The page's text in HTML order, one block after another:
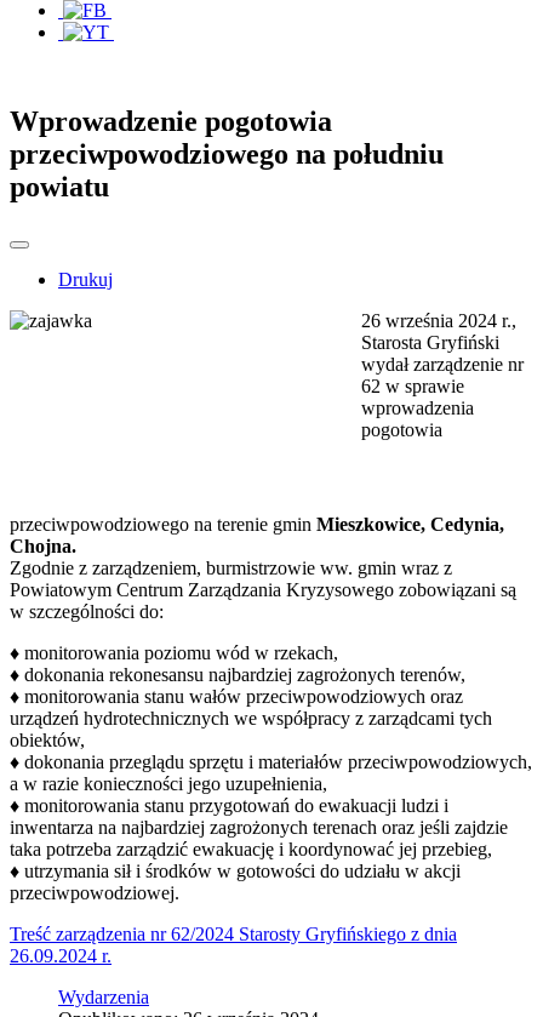
Wprowadzenie pogotowia
przeciwpowodziowego na południu
powiatu
Drukuj
26 września 2024 r.,
Starosta Gryfiński
wydał zarządzenie nr
62 w sprawie
wprowadzenia
pogotowia
przeciwpowodziowego na terenie gmin Mieszkowice, Cedynia,
Chojna.
Zgodnie z zarządzeniem, burmistrzowie ww. gmin wraz z
Powiatowym Centrum Zarządzania Kryzysowego zobowiązani są
w szczególności do:
♦ monitorowania poziomu wód w rzekach,
♦ dokonania rekonesansu najbardziej zagrożonych terenów,
♦ monitorowania stanu wałów przeciwpowodziowych oraz
urządzeń hydrotechnicznych we współpracy z zarządcami tych
obiektów,
♦ dokonania przeglądu sprzętu i materiałów przeciwpowodziowych,
a w razie konieczności jego uzupełnienia,
♦ monitorowania stanu przygotowań do ewakuacji ludzi i
inwentarza na najbardziej zagrożonych terenach oraz jeśli zajdzie
taka potrzeba zarządzić ewakuację i koordynować jej przebieg,
♦ utrzymania sił i środków w gotowości do udziału w akcji
przeciwpowodziowej.
Treść zarządzenia nr 62/2024 Starosty Gryfińskiego z dnia
26.09.2024 r.
Wydarzenia